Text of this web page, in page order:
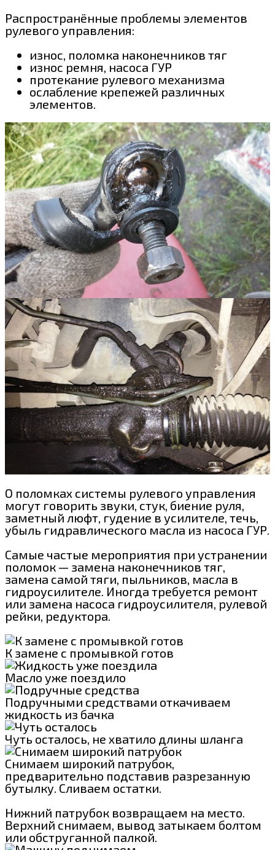
Распространённые проблемы элементов
рулевого управления:
износ, поломка наконечников тяг
износ ремня, насоса ГУР
протекание рулевого механизма
ослабление крепежей различных
элементов.
О поломках системы рулевого управления
могут говорить звуки, стук, биение руля,
заметный люфт, гудение в усилителе, течь,
убыль гидравлического масла из насоса ГУР.
Самые частые мероприятия при устранении
поломок — замена наконечников тяг,
замена самой тяги, пыльников, масла в
гидроусилителе. Иногда требуется ремонт
или замена насоса гидроусилителя, рулевой
рейки, редуктора.
К замене с промывкой готов
Масло уже поездило
Подручными средствами откачиваем
жидкость из бачка
Чуть осталось, не хватило длины шланга
Снимаем широкий патрубок,
предварительно подставив разрезанную
бутылку. Сливаем остатки.
Нижний патрубок возвращаем на место.
Верхний снимаем, вывод затыкаем болтом
или обструганной палкой.